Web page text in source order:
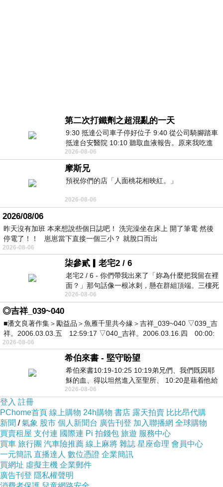
第二次打鐵劑之超混亂的一天
9:30 抵達公司車子停好位子 9:40 從公司騎腳踏車
抵達台安醫院 10:10 聽取血液報告。原來我吃進
去的 B12 彌可保並非沒有吸收而是超
2026-08-06
摩斯兄
預祝你們的店「人面桃花相映紅。」
2026-08-06
2026/08/06
昨天沒有加班 本來想說些個日誌吧！ 洗完澡坐在床上 開了筆電 然後
停電了！！ 崽崽當下直接一個三小？ 就脫口而出
2026-08-06
柒參貳▎老宅2 / 6
老宅2 / 6 - 你們帶我出來了「妳為什麼把我留在裡
面？」那句話像一根冰刺，懸在群組頂端。三樓死
死盯著照片裡的人。那個人確實站在
2026-08-06
◎吉祥_039~040
■潘文良著作集＞勵益品＞魚雁千里共今緣＞吉祥_039~040 ▽039_吉
祥。2006.03.03.五 12:59:17 ▽040_吉祥。2006.03.16.四 00:00:
2026-08-06
希伯來書 - 堅守盼望
希伯來書10:19-10:25 10:19弟兄們、我們既因耶
穌的血、得以坦然進入至聖所、 10:20是藉着他給
我們開了一條又新又活的路從幔子經過
2026-08-06
登入 註冊
PChome首頁 線上購物 24h購物 書店 露天拍賣 比比昂代購
新聞 /氣象 股市 個人新聞台 廣告刊登 加入聯播網 全球購物
買賣租屋 支付連 國際連 Pi 拍錢包 旅遊 服務中心
買車 旅行團 汽車險推薦 線上麻將 雜誌 星座命理 會員中心
一元簡訊 直播達人 數位憑證 企業簡訊
買網址 虛擬主機 企業郵件
廣告刊登 隱私權聲明